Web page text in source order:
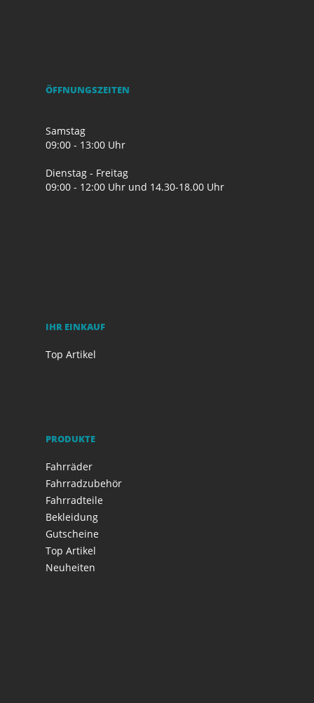
ÖFFNUNGSZEITEN
Samstag
09:00 - 13:00 Uhr
Dienstag - Freitag
09:00 - 12:00 Uhr und 14.30-18.00 Uhr
IHR EINKAUF
Top Artikel
PRODUKTE
Fahrräder
Fahrradzubehör
Fahrradteile
Bekleidung
Gutscheine
Top Artikel
Neuheiten